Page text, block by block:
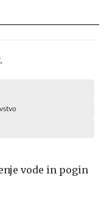
vode in pogin